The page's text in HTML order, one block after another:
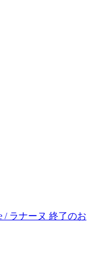
/ ラナーヌ 終了のお